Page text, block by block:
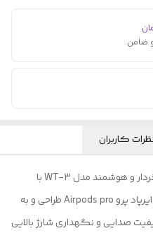
کاربران
برند ویسمی wisme یک ایرپاد نمایشگردار و هوشمند مدل WT-3 با
صفحه نمایش لمسی و به شکل و طرح ایرپاد پرو Airpods pro طراحی و به
صدایی و نگهداری شارژ بالایی